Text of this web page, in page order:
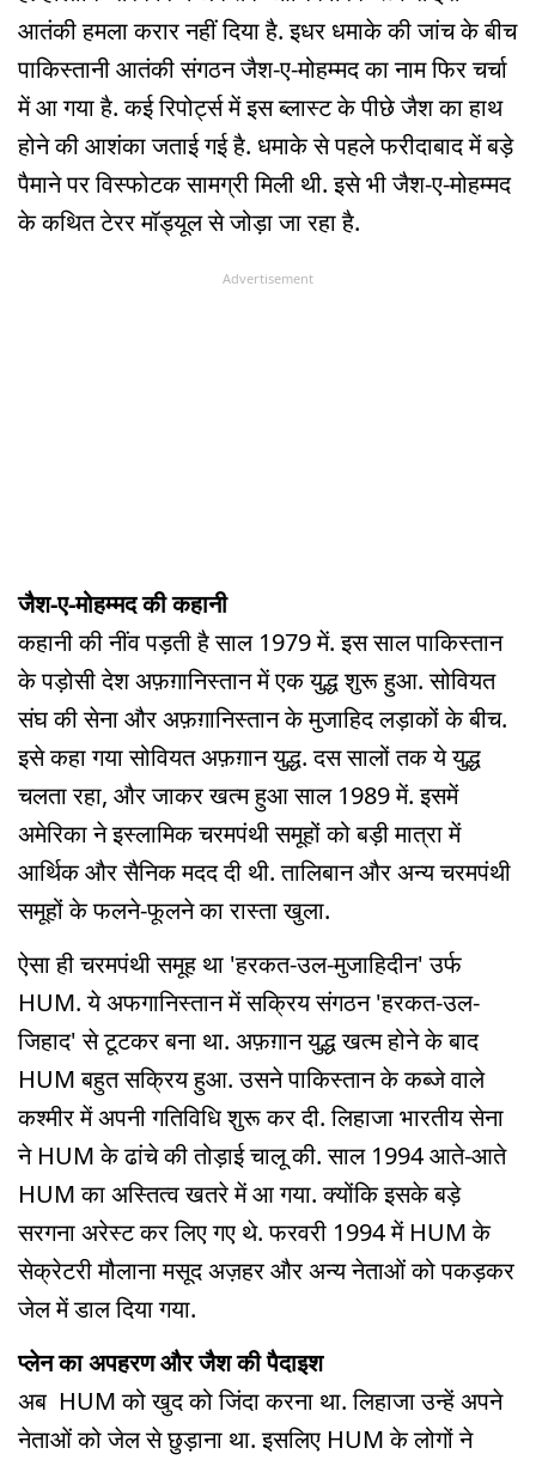
आतंकी हमला करार नहीं दिया है. इधर धमाके की जांच के बीच
पाकिस्तानी आतंकी संगठन जैश-ए-मोहम्मद का नाम फिर चर्चा
में आ गया है. कई रिपोर्ट्स में इस ब्लास्ट के पीछे जैश का हाथ
होने की आशंका जताई गई है. धमाके से पहले फरीदाबाद में बड़े
पैमाने पर विस्फोटक सामग्री मिली थी. इसे भी जैश-ए-मोहम्मद
के कथित टेरर मॉड्यूल से जोड़ा जा रहा है.
Advertisement
जैश-ए-मोहम्मद की कहानी
कहानी की नींव पड़ती है साल 1979 में. इस साल पाकिस्तान
के पड़ोसी देश अफ़ग़ानिस्तान में एक युद्ध शुरू हुआ. सोवियत
संघ की सेना और अफ़ग़ानिस्तान के मुजाहिद लड़ाकों के बीच.
इसे कहा गया सोवियत अफ़ग़ान युद्ध. दस सालों तक ये युद्ध
चलता रहा, और जाकर खत्म हुआ साल 1989 में. इसमें
अमेरिका ने इस्लामिक चरमपंथी समूहों को बड़ी मात्रा में
आर्थिक और सैनिक मदद दी थी. तालिबान और अन्य चरमपंथी
समूहों के फलने-फूलने का रास्ता खुला.
ऐसा ही चरमपंथी समूह था 'हरकत-उल-मुजाहिदीन' उर्फ
HUM. ये अफगानिस्तान में सक्रिय संगठन 'हरकत-उल-
जिहाद' से टूटकर बना था. अफ़ग़ान युद्ध खत्म होने के बाद
HUM बहुत सक्रिय हुआ. उसने पाकिस्तान के कब्जे वाले
कश्मीर में अपनी गतिविधि शुरू कर दी. लिहाजा भारतीय सेना
ने HUM के ढांचे की तोड़ाई चालू की. साल 1994 आते-आते
HUM का अस्तित्व खतरे में आ गया. क्योंकि इसके बड़े
सरगना अरेस्ट कर लिए गए थे. फरवरी 1994 में HUM के
सेक्रेटरी मौलाना मसूद अज़हर और अन्य नेताओं को पकड़कर
जेल में डाल दिया गया.
प्लेन का अपहरण और जैश की पैदाइश
अब HUM को खुद को जिंदा करना था. लिहाजा उन्हें अपने
नेताओं को जेल से छुड़ाना था. इसलिए HUM के लोगों ने